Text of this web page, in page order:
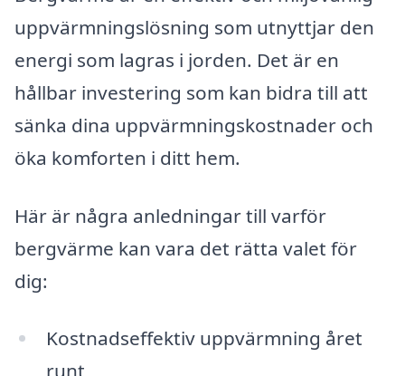
uppvärmningslösning som utnyttjar den
energi som lagras i jorden. Det är en
hållbar investering som kan bidra till att
sänka dina uppvärmningskostnader och
öka komforten i ditt hem.
Här är några anledningar till varför
bergvärme kan vara det rätta valet för
dig:
Kostnadseffektiv uppvärmning året
runt